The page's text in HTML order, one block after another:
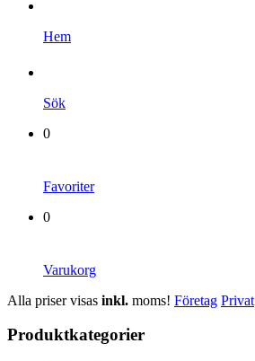
Hem
Sök
0
Favoriter
0
Varukorg
Alla priser visas inkl. moms! Företag Privat
Produktkategorier